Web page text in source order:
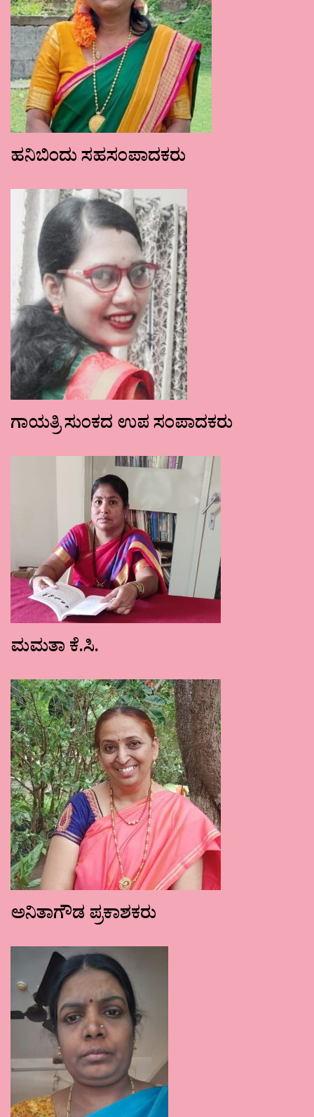
ಹನಿಬಿಂದು ಸಹಸಂಪಾದಕರು
ಗಾಯತ್ರಿ ಸುಂಕದ ಉಪ ಸಂಪಾದಕರು
ಮಮತಾ ಕೆ.ಸಿ.
ಅನಿತಾಗೌಡ ಪ್ರಕಾಶಕರು